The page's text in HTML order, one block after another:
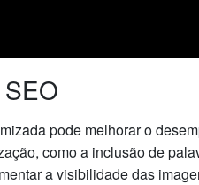
pode melhorar o
como a inclusão de
a visibilidade das